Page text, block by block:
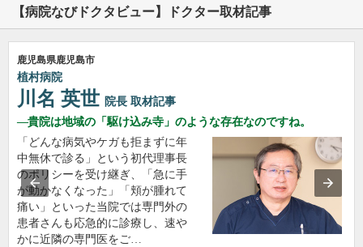
【病院なびドクタビュー】ドクター取材記事
鹿児島県鹿児島市
植村病院
川名 英世 院長 取材記事
貴院は地域の「駆け込み寺」のような存在なのですね。
「どんな病気やケガも拒まずに年
中無休で診る」という初代理事長
のポリシーを受け継ぎ、「急に手
が動かなくなった」「頬が腫れて
痛い」といった当院では専門外の
患者さんも応急的に診療し、速や
かに近隣の専門医をご…